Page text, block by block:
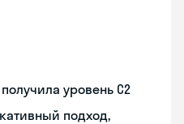
уровень С2
подход,